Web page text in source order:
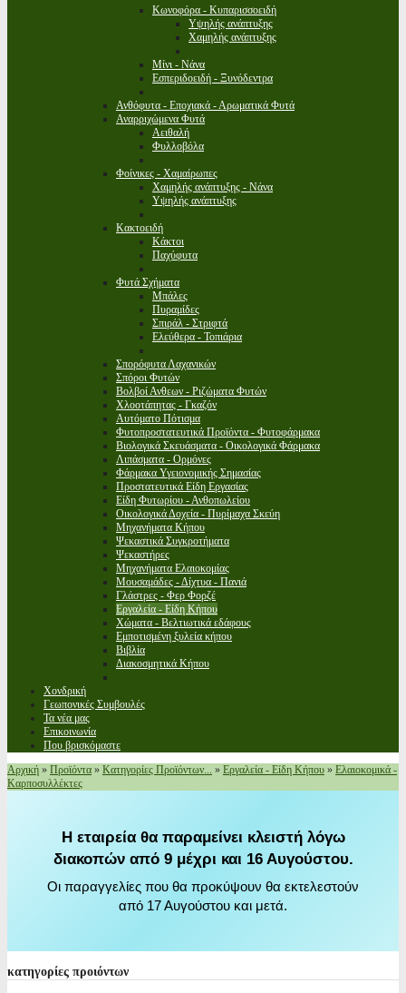
Κωνοφόρα - Κυπαρισσοειδή
Υψηλής ανάπτυξης
Χαμηλής ανάπτυξης
Μίνι - Νάνα
Εσπεριδοειδή - Ξυνόδεντρα
Ανθόφυτα - Εποχιακά - Αρωματικά Φυτά
Αναρριχώμενα Φυτά
Αειθαλή
Φυλλοβόλα
Φοίνικες - Χαμαίρωπες
Χαμηλής ανάπτυξης - Νάνα
Υψηλής ανάπτυξης
Κακτοειδή
Κάκτοι
Παχύφυτα
Φυτά Σχήματα
Μπάλες
Πυραμίδες
Σπιράλ - Στριφτά
Ελεύθερα - Τοπιάρια
Σπορόφυτα Λαχανικών
Σπόροι Φυτών
Βολβοί Ανθεων - Ριζώματα Φυτών
Χλοοτάπητας - Γκαζόν
Αυτόματο Πότισμα
Φυτοπροστατευτικά Προϊόντα - Φυτοφάρμακα
Βιολογικά Σκευάσματα - Οικολογικά Φάρμακα
Λιπάσματα - Ορμόνες
Φάρμακα Υγειονομικής Σημασίας
Προστατευτικά Είδη Εργασίας
Είδη Φυτωρίου - Ανθοπωλείου
Οικολογικά Δοχεία - Πυρίμαχα Σκεύη
Μηχανήματα Κήπου
Ψεκαστικά Συγκροτήματα
Ψεκαστήρες
Μηχανήματα Ελαιοκομίας
Μουσαμάδες - Δίχτυα - Πανιά
Γλάστρες - Φερ Φορζέ
Εργαλεία - Είδη Κήπου
Χώματα - Βελτιωτικά εδάφους
Εμποτισμένη ξυλεία κήπου
Βιβλία
Διακοσμητικά Κήπου
Χονδρική
Γεωπονικές Συμβουλές
Τα νέα μας
Επικοινωνία
Που βρισκόμαστε
Αρχική » Προϊόντα » Κατηγορίες Προϊόντων... » Εργαλεία - Είδη Κήπου » Ελαιοκομικά -
Καρποσυλλέκτες
Η εταιρεία θα παραμείνει κλειστή λόγω
διακοπών από 9 μέχρι και 16 Αυγούστου.
Οι παραγγελίες που θα προκύψουν θα εκτελεστούν
από 17 Αυγούστου και μετά.
κατηγορίες προιόντων